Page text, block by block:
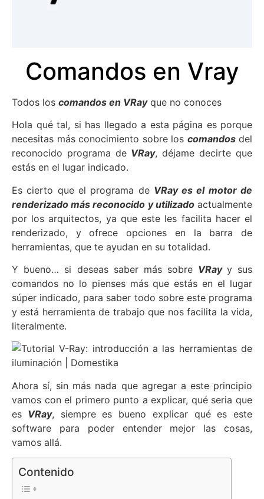
Comandos en Vray
Todos los comandos en VRayque no conoces
Hola qué tal, si has llegado a esta página es porque
necesitas más conocimiento sobre los comandosdel
reconocido programa de VRay, déjame decirte que
estás en el lugar indicado.
Es cierto que el programa de VRay es el motor de
renderizado más reconocido y utilizadoactualmente
por los arquitectos, ya que este les facilita hacer el
renderizado, y ofrece opciones en la barra de
herramientas, que te ayudan en su totalidad.
Y bueno… si deseas saber más sobre VRay y sus
comandos no lo pienses más que estás en el lugar
súper indicado, para saber todo sobre este programa
y está herramienta de trabajo que nos facilita la vida,
literalmente.
Ahora sí, sin más nada que agregar a este principio
vamos con el primero punto a explicar, qué seria que
es VRay, siempre es bueno explicar qué es este
software para poder entender mejor las cosas,
vamos allá.
Contenido